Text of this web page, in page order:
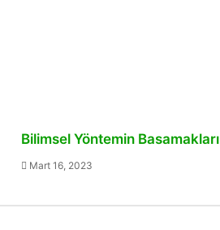
Bilimsel Yöntemin Basamakları
Mart 16, 2023